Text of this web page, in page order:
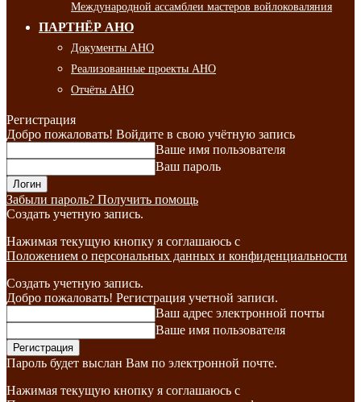
Международной ассамблеи мастеров войлоковаляния
ПАРТНЁР АНО
Документы АНО
Реализованные проекты АНО
Отчёты АНО
Регистрация
Добро пожаловать! Войдите в свою учётную запись
Ваше имя пользователя
Ваш пароль
Забыли пароль? Получить помощь
Создать учетную запись.
Нажимая текущую кнопку я соглашаюсь с
Положением о персональных данных и конфиденциальности
Создать учетную запись.
Добро пожаловать! Регистрация учетной записи.
Ваш адрес электронной почты
Ваше имя пользователя
Пароль будет выслан Вам по электронной почте.
Нажимая текущую кнопку я соглашаюсь с